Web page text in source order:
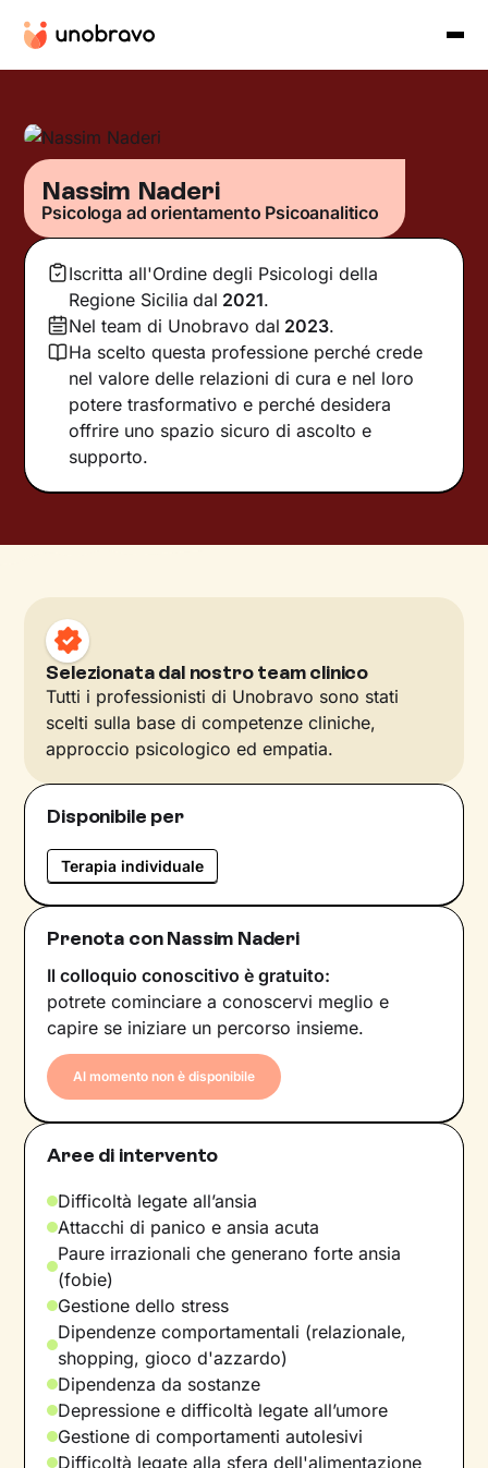
Nassim Naderi
Psicologa ad orientamento Psicoanalitico
Iscritta all'Ordine degli Psicologi della
Regione Sicilia dal 2021.
Nel team di Unobravo dal 2023.
Ha scelto questa professione perché crede
nel valore delle relazioni di cura e nel loro
potere trasformativo e perché desidera
offrire uno spazio sicuro di ascolto e
supporto.
Selezionata dal nostro team clinico
Tutti i professionisti di Unobravo sono stati
scelti sulla base di competenze cliniche,
approccio psicologico ed empatia.
Disponibile per
Terapia individuale
Prenota con Nassim Naderi
Il colloquio conoscitivo è gratuito:
potrete cominciare a conoscervi meglio e
capire se iniziare un percorso insieme.
Al momento non è disponibile
Aree di intervento
Difficoltà legate all’ansia
Attacchi di panico e ansia acuta
Paure irrazionali che generano forte ansia
(fobie)
Gestione dello stress
Dipendenze comportamentali (relazionale,
shopping, gioco d'azzardo)
Dipendenza da sostanze
Depressione e difficoltà legate all’umore
Gestione di comportamenti autolesivi
Difficoltà legate alla sfera dell'alimentazione